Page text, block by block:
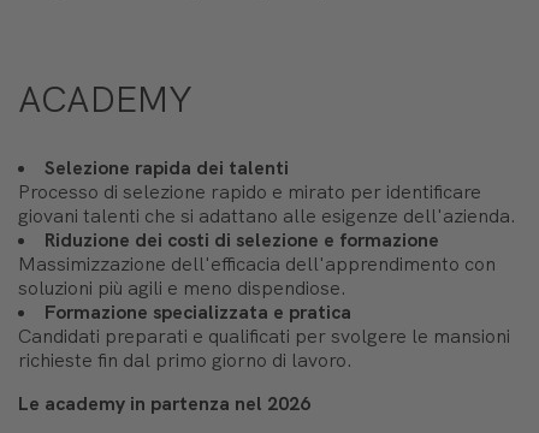
ACADEMY
Selezione rapida dei talenti
Processo di selezione rapido e mirato per identificare
giovani talenti che si adattano alle esigenze dell'azienda.
Riduzione dei costi di selezione e formazione
Massimizzazione dell'efficacia dell'apprendimento con
soluzioni più agili e meno dispendiose.
Formazione specializzata e pratica
Candidati preparati e qualificati per svolgere le mansioni
richieste fin dal primo giorno di lavoro.
Le academy in partenza nel 2026